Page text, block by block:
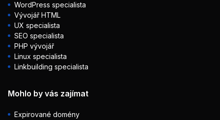
WordPress specialista
Vývojář HTML
UX specialista
SEO specialista
PHP vývojář
Linux specialista
Linkbuilding specialista
Mohlo by vás zajímat
Expirované domény